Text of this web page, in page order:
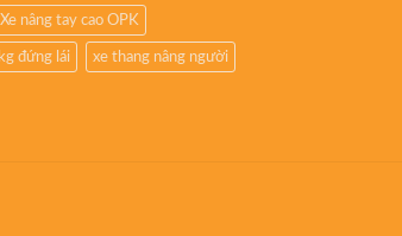
Xe nâng tay cao OPK
đứng lái xe thang nâng người